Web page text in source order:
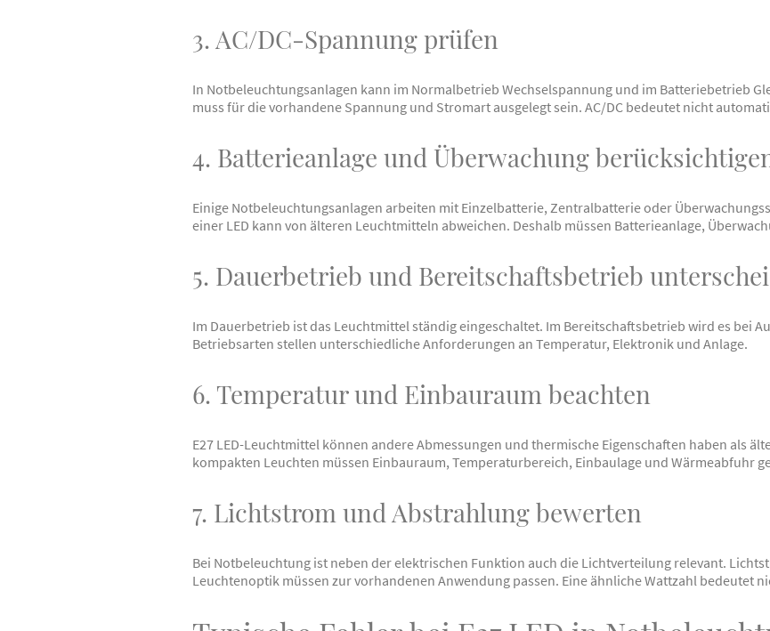
3. AC/DC-Spannung prüfen
In Notbeleuchtungsanlagen kann im Normalbetrieb Wechselspannung und im Batteriebetrieb
muss für die vorhandene Spannung und Stromart ausgelegt sein. AC/DC bedeutet nicht
4. Batterieanlage und Überwachung
Einige Notbeleuchtungsanlagen arbeiten mit Einzelbatterie, Zentralbatterie oder
einer LED kann von älteren Leuchtmitteln abweichen. Deshalb müssen Batterieanlage,
5. Dauerbetrieb und Bereitschaftsbetrieb
Im Dauerbetrieb ist das Leuchtmittel ständig eingeschaltet. Im Bereitschaftsbetrieb wird es bei
Betriebsarten stellen unterschiedliche Anforderungen an Temperatur, Elektronik und Anlage.
6. Temperatur und Einbauraum beachten
E27 LED-Leuchtmittel können andere Abmessungen und thermische Eigenschaften haben als
kompakten Leuchten müssen Einbauraum, Temperaturbereich, Einbaulage und Wärmeabfuhr
7. Lichtstrom und Abstrahlung bewerten
Bei Notbeleuchtung ist neben der elektrischen Funktion auch die Lichtverteilung relevant.
Leuchtenoptik müssen zur vorhandenen Anwendung passen. Eine ähnliche Wattzahl bedeutet